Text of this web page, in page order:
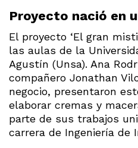
Proyecto nació en
El proyecto ‘El gran
las aulas de la
Agustín (Unsa). Ana
compañero Jonathan
negocio, presentaron
elaborar cremas y
parte de sus trabajos
carrera de Ingeniería de